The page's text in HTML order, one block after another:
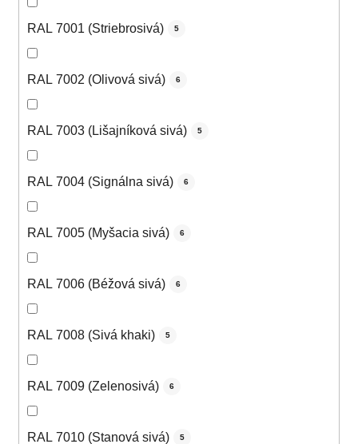
RAL 7001 (Striebrosivá) 5
RAL 7002 (Olivová sivá) 6
RAL 7003 (Lišajníková sivá) 5
RAL 7004 (Signálna sivá) 6
RAL 7005 (Myšacia sivá) 6
RAL 7006 (Béžová sivá) 6
RAL 7008 (Sivá khaki) 5
RAL 7009 (Zelenosivá) 6
RAL 7010 (Stanová sivá) 5